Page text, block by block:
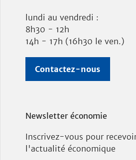
lundi au vendredi :
8h30 - 12h
14h - 17h (16h30 le ven.)
Contactez-nous
Newsletter économie
Inscrivez-vous pour
l'actualité économique